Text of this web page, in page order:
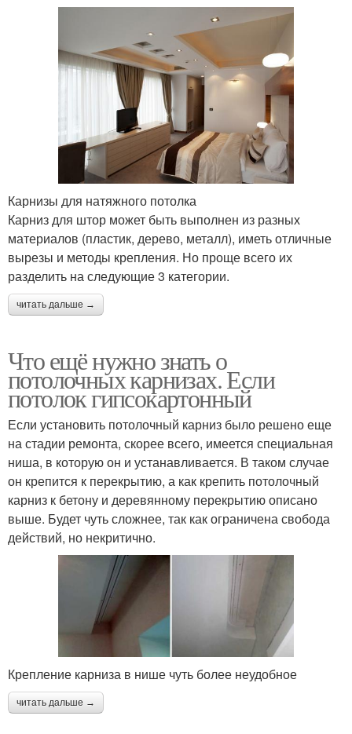
Карнизы для натяжного потолка
Карниз для штор может быть выполнен из разных
материалов (пластик, дерево, металл), иметь отличные
вырезы и методы крепления. Но проще всего их
разделить на следующие 3 категории.
читать дальше →
Что ещё нужно знать о
потолочных карнизах. Если
потолок гипсокартонный
Если установить потолочный карниз было решено еще
на стадии ремонта, скорее всего, имеется специальная
ниша, в которую он и устанавливается. В таком случае
он крепится к перекрытию, а как крепить потолочный
карниз к бетону и деревянному перекрытию описано
выше. Будет чуть сложнее, так как ограничена свобода
действий, но некритично.
Крепление карниза в нише чуть более неудобное
читать дальше →